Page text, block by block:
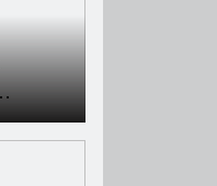
(Kualitas Tinggi)
Publik